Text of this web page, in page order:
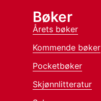
Bøker
Årets bøker
Kommende bøker
Pocketbøker
Skjønnlitteratur